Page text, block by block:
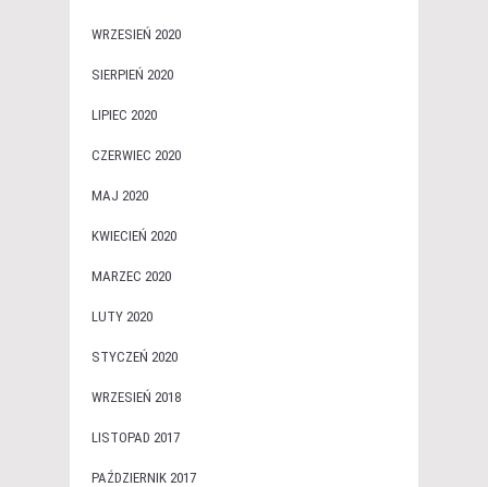
WRZESIEŃ 2020
SIERPIEŃ 2020
LIPIEC 2020
CZERWIEC 2020
MAJ 2020
KWIECIEŃ 2020
MARZEC 2020
LUTY 2020
STYCZEŃ 2020
WRZESIEŃ 2018
LISTOPAD 2017
PAŹDZIERNIK 2017